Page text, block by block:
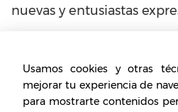
nuevas y entusiastas
Usamos cookies y otras
mejorar tu experiencia de
para mostrarte contenidos